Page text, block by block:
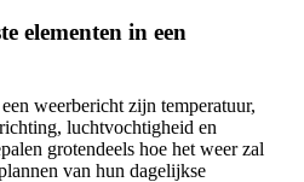
elementen in een
weerbericht zijn temperatuur,
luchtvochtigheid en
grotendeels hoe het weer zal
van hun dagelijkse